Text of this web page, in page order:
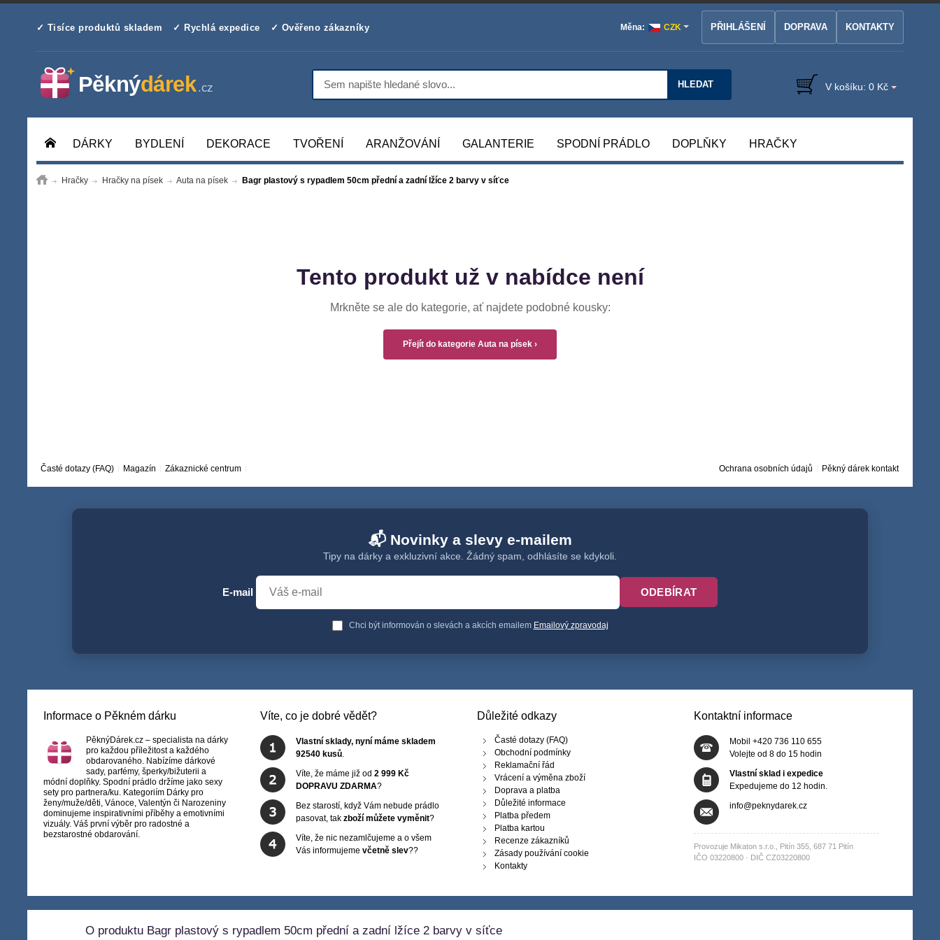
✓ Tisíce produktů skladem ✓ Rychlá expedice ✓ Ověřeno zákazníky Měna: CZK PŘIHLÁŠENÍ DOPRAVA KONTAKTY
HLEDAT V košíku: 0 Kč
DÁRKY BYDLENÍ DEKORACE TVOŘENÍ ARANŽOVÁNÍ GALANTERIE SPODNÍ PRÁDLO DOPLŇKY HRAČKY
Hračky Hračky na písek Auta na písek Bagr plastový s rypadlem 50cm přední a zadní lžíce 2 barvy v síťce
Tento produkt už v nabídce není
Mrkněte se ale do kategorie, ať najdete podobné kousky:
Přejít do kategorie Auta na písek ›
Časté dotazy (FAQ) Magazín Zákaznické centrum Ochrana osobních údajů Pěkný dárek kontakt
📬 Novinky a slevy e-mailem
Tipy na dárky a exkluzivní akce. Žádný spam, odhlásíte se kdykoli.
E-mail ODEBÍRAT
Chci být informován o slevách a akcích emailem Emailový zpravodaj
Informace o Pěkném dárku
PěknýDárek.cz – specialista na dárky
pro každou příležitost a každého
obdarovaného. Nabízíme dárkové
sady, parfémy, šperky/bižuterii a
módní doplňky. Spodní prádlo držíme jako sexy
sety pro partnera/ku. Kategoriím Dárky pro
ženy/muže/děti, Vánoce, Valentýn či Narozeniny
dominujeme inspirativními příběhy a emotivními
vizuály. Váš první výběr pro radostné a
bezstarostné obdarování.
Víte, co je dobré vědět?
Vlastní sklady, nyní máme skladem
92540 kusů.
Víte, že máme již od 2 999 Kč
DOPRAVU ZDARMA?
Bez starostí, když Vám nebude prádlo
pasovat, tak zboží můžete vyměnit?
Víte, že nic nezamlčujeme a o všem
Vás informujeme včetně slev??
Důležité odkazy
Časté dotazy (FAQ)
Obchodní podmínky
Reklamační řád
Vrácení a výměna zboží
Doprava a platba
Důležité informace
Platba předem
Platba kartou
Recenze zákazníků
Zásady používání cookie
Kontakty
Kontaktní informace
Mobil +420 736 110 655
Volejte od 8 do 15 hodin
Vlastní sklad i expedice
Expedujeme do 12 hodin.
info@peknydarek.cz
Provozuje Mikaton s.r.o., Pitín 355, 687 71 Pitín
IČO 03220800 · DIČ CZ03220800
O produktu Bagr plastový s rypadlem 50cm přední a zadní lžíce 2 barvy v síťce